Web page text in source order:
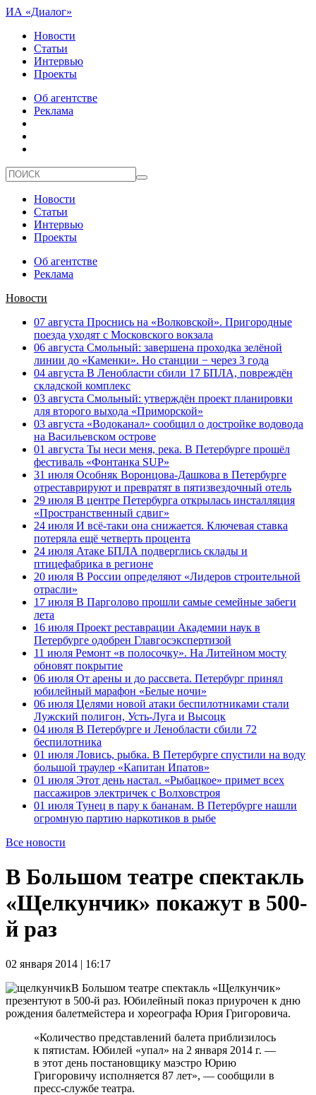
ИА «Диалог»
Новости
Статьи
Интервью
Проекты
Об агентстве
Реклама
Новости
Статьи
Интервью
Проекты
Об агентстве
Реклама
Новости
07 августа Проснись на «Волковской». Пригородные
поезда уходят с Московского вокзала
06 августа Смольный: завершена проходка зелёной
линии до «Каменки». Но станции − через 3 года
04 августа В Ленобласти сбили 17 БПЛА, повреждён
складской комплекс
03 августа Смольный: утверждён проект планировки
для второго выхода «Приморской»
03 августа «Водоканал» сообщил о достройке водовода
на Васильевском острове
01 августа Ты неси меня, река. В Петербурге прошёл
фестиваль «Фонтанка SUP»
31 июля Особняк Воронцова-Дашкова в Петербурге
отреставрируют и превратят в пятизвездочный отель
29 июля В центре Петербурга открылась инсталляция
«Пространственный сдвиг»
24 июля И всё-таки она снижается. Ключевая ставка
потеряла ещё четверть процента
24 июля Атаке БПЛА подверглись склады и
птицефабрика в регионе
20 июля В России определяют «Лидеров строительной
отрасли»
17 июля В Парголово прошли самые семейные забеги
лета
16 июля Проект реставрации Академии наук в
Петербурге одобрен Главгосэкспертизой
11 июля Ремонт «в полосочку». На Литейном мосту
обновят покрытие
06 июля От арены и до рассвета. Петербург принял
юбилейный марафон «Белые ночи»
06 июля Целями новой атаки беспилотниками стали
Лужский полигон, Усть-Луга и Высоцк
04 июля В Петербурге и Ленобласти сбили 72
беспилотника
01 июля Ловись, рыбка. В Петербурге спустили на воду
большой траулер «Капитан Ипатов»
01 июля Этот день настал. «Рыбацкое» примет всех
пассажиров электричек с Волховстроя
01 июля Тунец в пару к бананам. В Петербурге нашли
огромную партию наркотиков в рыбе
Все новости
В Большом театре спектакль
«Щелкунчик» покажут в 500-
й раз
02 января 2014 | 16:17
В Большом театре спектакль «Щелкунчик»
презентуют в 500-й раз. Юбилейный показ приурочен к дню
рождения балетмейстера и хореографа Юрия Григоровича.
«Количество представлений балета приблизилось
к пятистам. Юбилей «упал» на 2 января 2014 г. —
в этот день постановщику маэстро Юрию
Григоровичу исполняется 87 лет», — сообщили в
пресс-службе театра.